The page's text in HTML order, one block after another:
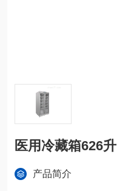
医用冷藏箱626升
产品简介